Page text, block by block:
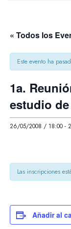
« Todos los
Este evento ha
1a.
estudio
26/05/2008 / 18:00 -
Las inscripciones
Añadir al